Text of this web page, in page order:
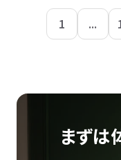
1 ...
まずは